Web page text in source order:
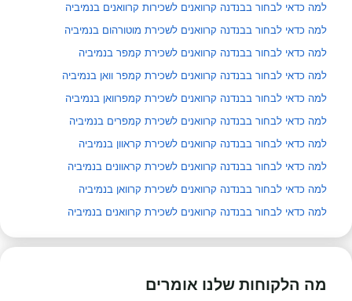
למה כדאי לבחור בבנדנה קרוואנים לשכירות קרוואנים בנמיביה
למה כדאי לבחור בבנדנה קרוואנים לשכירת מוטורהום בנמיביה
למה כדאי לבחור בבנדנה קרוואנים לשכירת קמפר בנמיביה
למה כדאי לבחור בבנדנה קרוואנים לשכירת קמפר וואן בנמיביה
למה כדאי לבחור בבנדנה קרוואנים לשכירת קמפרוואן בנמיביה
למה כדאי לבחור בבנדנה קרוואנים לשכירת קמפרים בנמיביה
למה כדאי לבחור בבנדנה קרוואנים לשכירת קראוון בנמיביה
למה כדאי לבחור בבנדנה קרוואנים לשכירת קראוונים בנמיביה
למה כדאי לבחור בבנדנה קרוואנים לשכירת קרוואן בנמיביה
למה כדאי לבחור בבנדנה קרוואנים לשכירת קרוואנים בנמיביה
מה הלקוחות שלנו אומרים